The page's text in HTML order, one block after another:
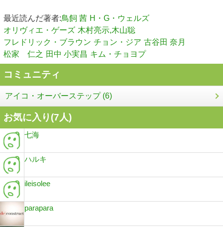
最近読んだ著者:鳥飼 茜 H・G・ウェルズ
オリヴィエ・ゲーズ 木村亮示,木山聡
フレドリック・ブラウン チョン・ジア 古谷田 奈月
松家 仁之 田中 小実昌 キム・チョヨプ
コミュニティ
アイコ・オーバーステップ (6)
お気に入り(7人)
七海
ハルキ
ileisolee
parapara